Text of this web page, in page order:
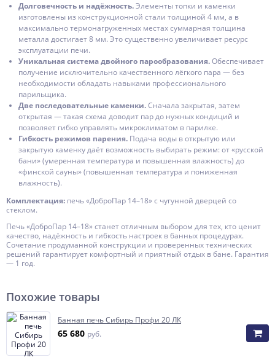
Долговечность и надёжность.Элементы топки и каменки
изготовлены из конструкционной стали толщиной 4 мм, а в
максимально термонагруженных местах суммарная толщина
металла достигает 8 мм. Это существенно увеличивает ресурс
эксплуатации печи.
Уникальная система двойного парообразования.Обеспечивает
получение исключительно качественного лёгкого пара — без
необходимости обладать навыками профессионального
парильщика.
Две последовательные каменки.Сначала закрытая, затем
открытая — такая схема доводит пар до нужных кондиций и
позволяет гибко управлять микроклиматом в парилке.
Гибкость режимов парения. Подача воды в открытую или
закрытую каменку даёт возможность выбирать режим: от «русской
бани» (умеренная температура и повышенная влажность) до
«финской сауны» (повышенная температура и пониженная
влажность).
Комплектация: печь «ДоброПар 14–18» с чугунной дверцей со
стеклом.
Печь «ДоброПар 14–18» станет отличным выбором для тех, кто ценит
качество, надёжность и гибкость настроек в банных процедурах.
Сочетание продуманной конструкции и проверенных технических
решений гарантирует комфортный и приятный отдых в бане. Гарантия
— 1 год.
Похожие товары
Банная печь Сибирь Профи 20 ЛК
65 680 руб.